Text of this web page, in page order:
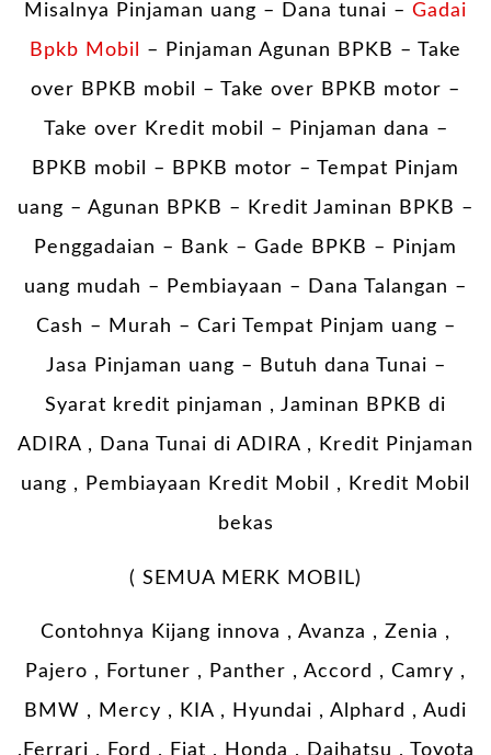
Misalnya Pinjaman uang – Dana tunai – Gadai
Bpkb Mobil
– Pinjaman Agunan BPKB – Take
over BPKB mobil – Take over BPKB motor –
Take over Kredit mobil – Pinjaman dana –
BPKB mobil – BPKB motor – Tempat Pinjam
uang – Agunan BPKB – Kredit Jaminan BPKB –
Penggadaian – Bank – Gade BPKB – Pinjam
uang mudah – Pembiayaan – Dana Talangan –
Cash – Murah – Cari Tempat Pinjam uang –
Jasa Pinjaman uang – Butuh dana Tunai –
Syarat kredit pinjaman , Jaminan BPKB di
ADIRA , Dana Tunai di ADIRA , Kredit Pinjaman
uang , Pembiayaan Kredit Mobil , Kredit Mobil
bekas
( SEMUA MERK MOBIL)
Contohnya Kijang innova , Avanza , Zenia ,
Pajero , Fortuner , Panther , Accord , Camry ,
BMW , Mercy , KIA , Hyundai , Alphard , Audi
,Ferrari , Ford , Fiat , Honda , Daihatsu , Toyota